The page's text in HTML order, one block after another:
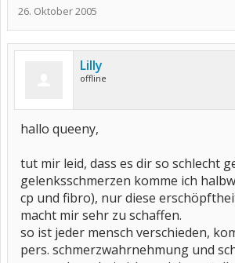
26. Oktober 2005
Lilly
offline
hallo queeny,
tut mir leid, dass es dir so schlecht
gelenksschmerzen komme ich
cp und fibro), nur diese
macht mir sehr zu schaffen.
so ist jeder mensch verschieden,
pers. schmerzwahrnehmung und